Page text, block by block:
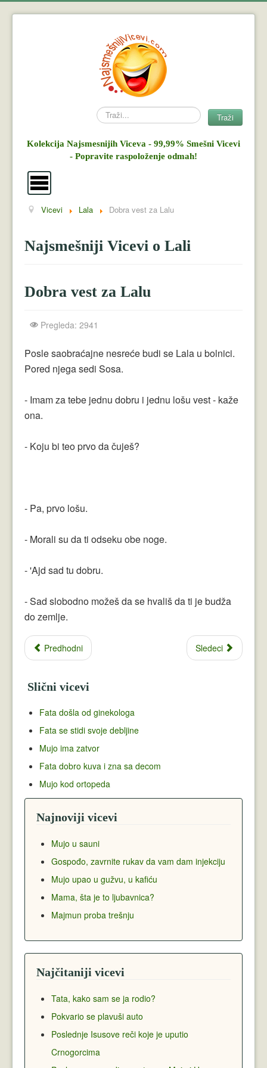
Search Traži
Kolekcija Najsmesnijih Viceva - 99,99% Smešni Vicevi
- Popravite raspoloženje odmah!
Vicevi
Mujo i Haso
Perica
Piroćanci
Vicevi Dana
Najbolji Vicevi
Vicevi Lala Dobra vest za Lalu
Najsmešniji Vicevi o Lali
Dobra vest za Lalu
Pregleda: 2941
Posle saobraćajne nesreće budi se Lala u bolnici.
Pored njega sedi Sosa.
- Imam za tebe jednu dobru i jednu lošu vest - kaže
ona.
- Koju bi teo prvo da čuješ?
- Pa, prvo lošu.
- Morali su da ti odseku obe noge.
- 'Ajd sad tu dobru.
- Sad slobodno možeš da se hvališ da ti je budža
do zemlje.
Predhodni Sledeci
Slični vicevi
Fata došla od ginekologa
Fata se stidi svoje debljine
Mujo ima zatvor
Fata dobro kuva i zna sa decom
Mujo kod ortopeda
Najnoviji vicevi
Mujo u sauni
Gospođo, zavrnite rukav da vam dam injekciju
Mujo upao u gužvu, u kafiću
Mama, šta je to ljubavnica?
Majmun proba trešnju
Najčitaniji vicevi
Tata, kako sam se ja rodio?
Pokvario se plavuši auto
Poslednje Isusove reči koje je uputio
Crnogorcima